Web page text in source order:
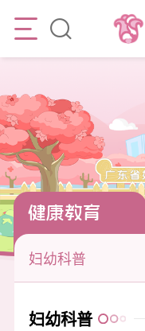
妇幼科普
健康教育
妇幼科普